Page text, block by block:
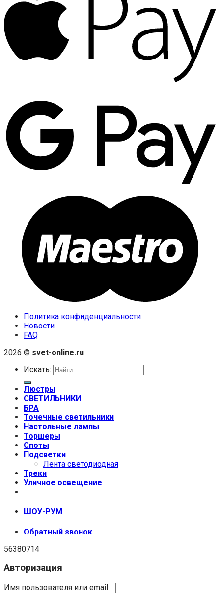
Политика конфиденциальности
Новости
FAQ
2026 © svet-online.ru
Искать:
Люстры
СВЕТИЛЬНИКИ
БРА
Точечные светильники
Настольные лампы
Торшеры
Споты
Подсветки
Лента светодиодная
Треки
Уличное освещение
ШОУ-РУМ
Обратный звонок
56380714
Авторизация
Имя пользователя или email